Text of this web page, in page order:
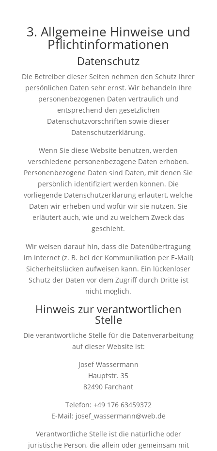
3. Allgemeine Hinweise und
Pflicht­informationen
Datenschutz
Die Betreiber dieser Seiten nehmen den Schutz Ihrer
persönlichen Daten sehr ernst. Wir behandeln Ihre
personenbezogenen Daten vertraulich und
entsprechend den gesetzlichen
Datenschutzvorschriften sowie dieser
Datenschutzerklärung.
Wenn Sie diese Website benutzen, werden
verschiedene personenbezogene Daten erhoben.
Personenbezogene Daten sind Daten, mit denen Sie
persönlich identifiziert werden können. Die
vorliegende Datenschutzerklärung erläutert, welche
Daten wir erheben und wofür wir sie nutzen. Sie
erläutert auch, wie und zu welchem Zweck das
geschieht.
Wir weisen darauf hin, dass die Datenübertragung
im Internet (z. B. bei der Kommunikation per E-Mail)
Sicherheitslücken aufweisen kann. Ein lückenloser
Schutz der Daten vor dem Zugriff durch Dritte ist
nicht möglich.
Hinweis zur verantwortlichen
Stelle
Die verantwortliche Stelle für die Datenverarbeitung
auf dieser Website ist:
Josef Wassermann
Hauptstr. 35
82490 Farchant
Telefon: +49 176 63459372
E-Mail: ed.bew@nnamressaw_fesoj
Verantwortliche Stelle ist die natürliche oder
juristische Person, die allein oder gemeinsam mit